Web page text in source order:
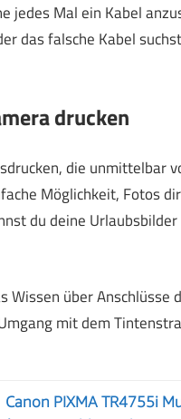
jedes Mal ein Kabel
das falsche Kabel
drucken
die unmittelbar
Möglichkeit, Fotos
du deine
Wissen über
mit dem
Canon PIXMA TR4755i